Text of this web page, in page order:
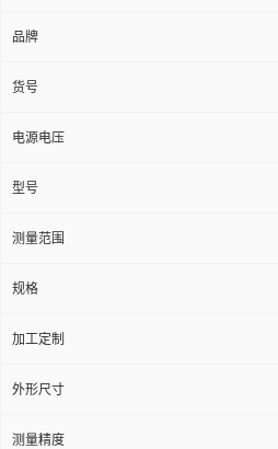
品牌
货号
电源电压
型号
测量范围
规格
加工定制
外形尺寸
测量精度